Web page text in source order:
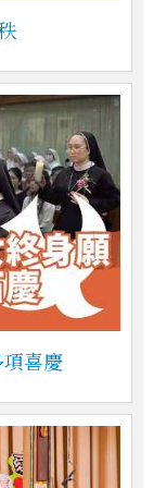
喜慶